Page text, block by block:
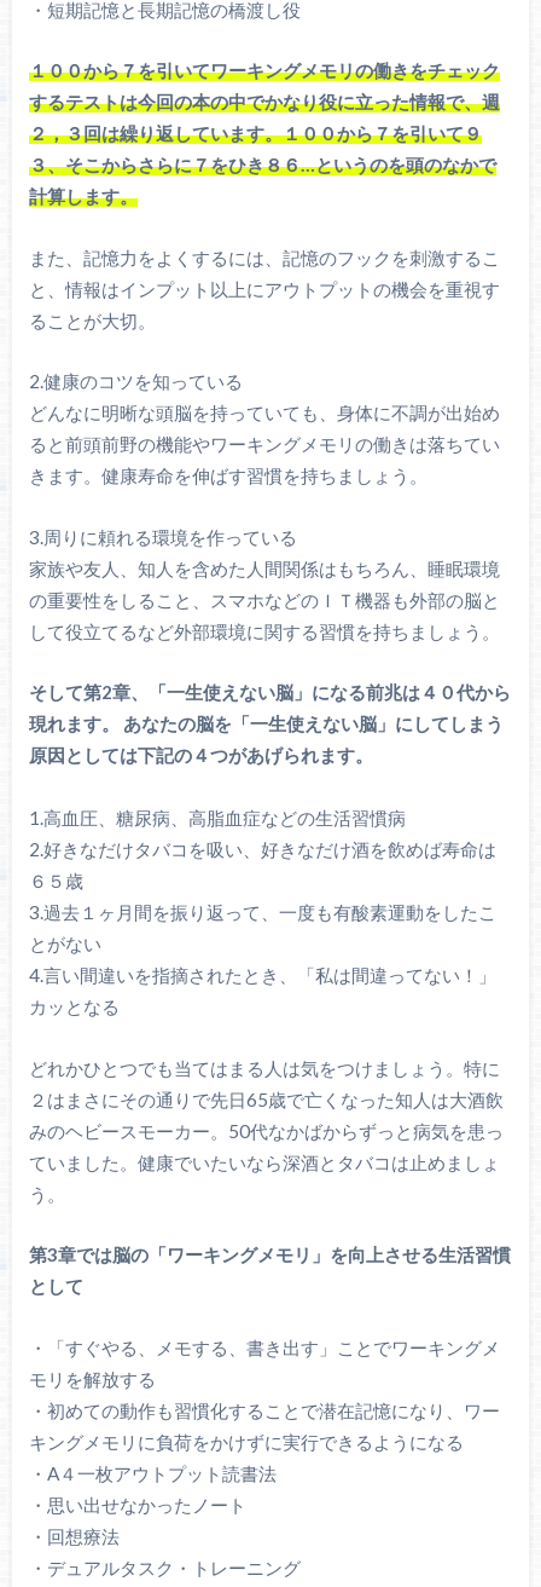
・短期記憶と長期記憶の橋渡し役
１００から７を引いてワーキングメモリの働きをチェック
するテストは今回の本の中でかなり役に立った情報で、週
２，３回は繰り返しています。１００から７を引いて９
３、そこからさらに７をひき８６…というのを頭のなかで
計算します。
また、記憶力をよくするには、記憶のフックを刺激するこ
と、情報はインプット以上にアウトプットの機会を重視す
ることが大切。
2.健康のコツを知っている
どんなに明晰な頭脳を持っていても、身体に不調が出始め
ると前頭前野の機能やワーキングメモリの働きは落ちてい
きます。健康寿命を伸ばす習慣を持ちましょう。
3.周りに頼れる環境を作っている
家族や友人、知人を含めた人間関係はもちろん、睡眠環境
の重要性をしること、スマホなどのＩＴ機器も外部の脳と
して役立てるなど外部環境に関する習慣を持ちましょう。
そして第2章、「一生使えない脳」になる前兆は４０代から
現れます。 あなたの脳を「一生使えない脳」にしてしまう
原因としては下記の４つがあげられます。
1.高血圧、糖尿病、高脂血症などの生活習慣病
2.好きなだけタバコを吸い、好きなだけ酒を飲めば寿命は
６５歳
3.過去１ヶ月間を振り返って、一度も有酸素運動をしたこ
とがない
4.言い間違いを指摘されたとき、「私は間違ってない！」
カッとなる
どれかひとつでも当てはまる人は気をつけましょう。特に
２はまさにその通りで先日65歳で亡くなった知人は大酒飲
みのヘビースモーカー。50代なかばからずっと病気を患っ
ていました。健康でいたいなら深酒とタバコは止めましょ
う。
第3章では脳の「ワーキングメモリ」を向上させる生活習慣
として
・「すぐやる、メモする、書き出す」ことでワーキングメ
モリを解放する
・初めての動作も習慣化することで潜在記憶になり、ワー
キングメモリに負荷をかけずに実行できるようになる
・A４一枚アウトプット読書法
・思い出せなかったノート
・回想療法
・デュアルタスク・トレーニング